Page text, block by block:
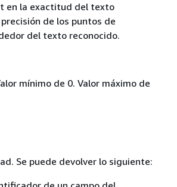
en la exactitud del texto
de los puntos de
del texto reconocido.
mínimo de 0. Valor máximo de
Se puede devolver lo siguiente: